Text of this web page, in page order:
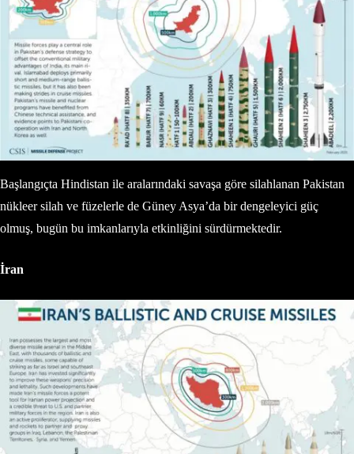
Başlangıçta Hindistan ile aralarındaki savaşa göre silahlanan Pakistan
nükleer silah ve füzelerle de Güney Asya’da bir dengeleyici güç
olmuş, bugün bu imkanlarıyla etkinliğini sürdürmektedir.
İran